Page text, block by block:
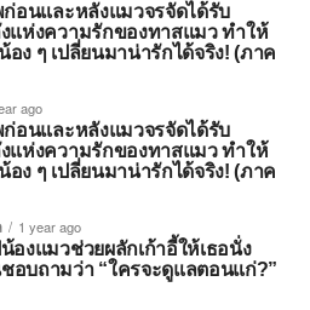
ก่อนและหลังแมวจรจัดได้รับ
แห่งความรักของทาสแมว ทำให้
ง ๆ เปลี่ยนมาน่ารักได้จริง! (ภาค
ago
ก่อนและหลังแมวจรจัดได้รับ
แห่งความรักของทาสแมว ทำให้
ง ๆ เปลี่ยนมาน่ารักได้จริง! (ภาค
1 year ago
องแมวช่วยผลักเก้าอี้ให้เธอนั่ง
อบถามว่า “ใครจะดูแลตอนแก่?”